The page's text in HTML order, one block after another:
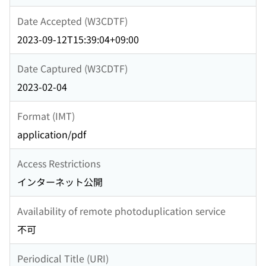
Date Accepted (W3CDTF)
2023-09-12T15:39:04+09:00
Date Captured (W3CDTF)
2023-02-04
Format (IMT)
application/pdf
Access Restrictions
インターネット公開
Availability of remote photoduplication service
不可
Periodical Title (URI)